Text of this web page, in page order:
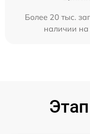
Более 20 тыс.
наличии на